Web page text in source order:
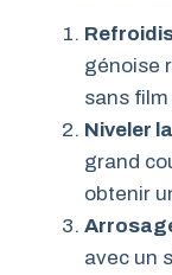
génoise
sans
Niveler
grand
obtenir
avec un